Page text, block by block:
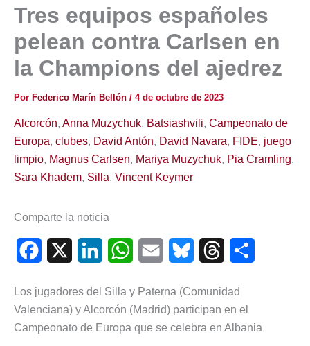
Tres equipos españoles
pelean contra Carlsen en
la Champions del ajedrez
Por Federico Marín Bellón / 4 de octubre de 2023
Alcorcón, Anna Muzychuk, Batsiashvili, Campeonato de
Europa, clubes, David Antón, David Navara, FIDE, juego
limpio, Magnus Carlsen, Mariya Muzychuk, Pia Cramling,
Sara Khadem, Silla, Vincent Keymer
Comparte la noticia
c
e k
W
t i e e p
Los jugadores del Silla y Paterna (Comunidad
Valenciana) y Alcorcón (Madrid) participan en el
Campeonato de Europa que se celebra en Albania